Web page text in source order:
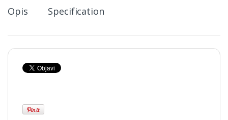
Opis Specification